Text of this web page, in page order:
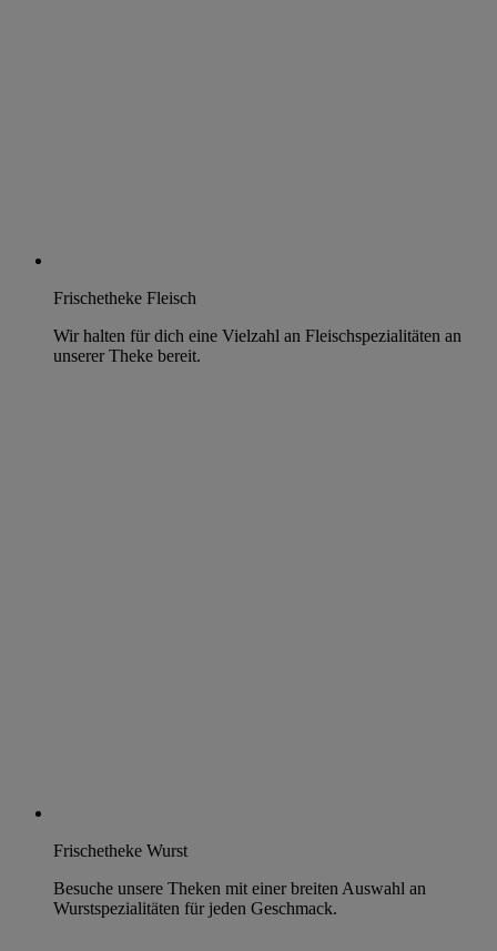
Frischetheke Fleisch
Wir halten für dich eine Vielzahl an Fleischspezialitäten an
unserer Theke bereit.
Frischetheke Wurst
Besuche unsere Theken mit einer breiten Auswahl an
Wurstspezialitäten für jeden Geschmack.